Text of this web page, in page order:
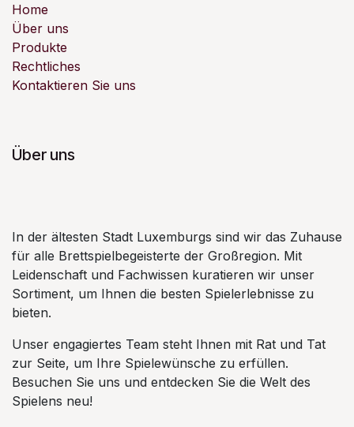
Home
Über uns
Produkte
Rechtliches
Kontaktieren Sie uns
Über uns
In der ältesten Stadt Luxemburgs sind wir das Zuhause
für alle Brettspielbegeisterte der Großregion. Mit
Leidenschaft und Fachwissen kuratieren wir unser
Sortiment, um Ihnen die besten Spielerlebnisse zu
bieten.
Unser engagiertes Team steht Ihnen mit Rat und Tat
zur Seite, um Ihre Spielewünsche zu erfüllen.
Besuchen Sie uns und entdecken Sie die Welt des
Spielens neu!